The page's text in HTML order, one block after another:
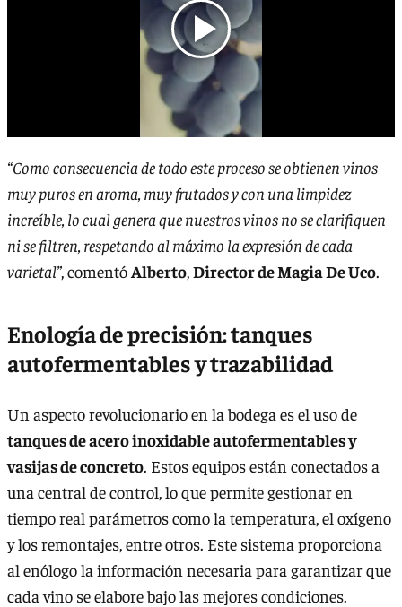
“Como consecuencia de todo este proceso se obtienen vinos
muy puros en aroma, muy frutados y con una limpidez
increíble, lo cual genera que nuestros vinos no se clarifiquen
ni se filtren, respetando al máximo la expresión de cada
varietal”, comentóAlberto,Director de Magia De Uco.
Enología de precisión: tanques
autofermentables y trazabilidad
Un aspecto revolucionario en la bodega es el uso de
tanques de acero inoxidable autofermentables y
vasijas de concreto. Estos equipos están conectados a
una central de control, lo que permite gestionar en
tiempo real parámetros como la temperatura, el oxígeno
y los remontajes, entre otros. Este sistema proporciona
al enólogo la información necesaria para garantizar que
cada vino se elabore bajo las mejores condiciones.